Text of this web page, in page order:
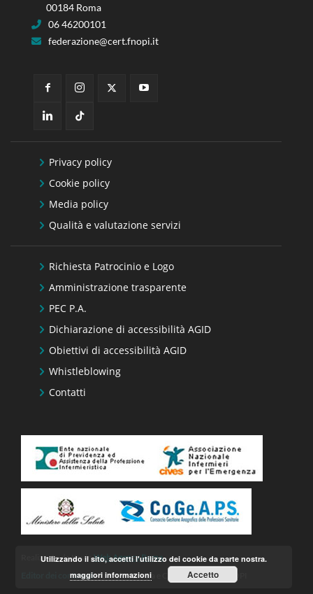
00184 Roma
06 46200101
federazione@cert.fnopi.it
Privacy policy
Cookie policy
Media policy
Qualità e valutazione servizi
Richiesta Patrocinio e Logo
Amministrazione trasparente
PEC P.A.
Dichiarazione di accessibilità AGID
Obiettivi di accessibilità AGID
Whistleblowing
Contatti
Realizzato da KeyinWeb Agency Roma
Editor dei contenuti– Ufficio Stampa e Comunicazione FNOPI
Utilizzando il sito, accetti l'utilizzo dei cookie da parte nostra.
maggiori informazioni
Accetto